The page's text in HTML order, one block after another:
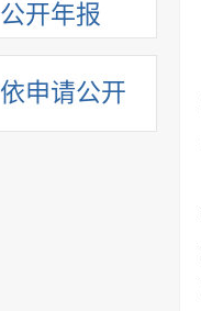
公开年报
依申请公开